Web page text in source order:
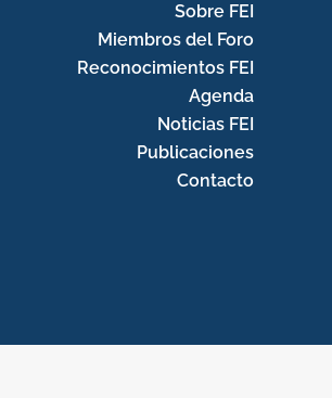
Sobre FEI
Miembros del Foro
Reconocimientos FEI
Agenda
Noticias FEI
Publicaciones
Contacto